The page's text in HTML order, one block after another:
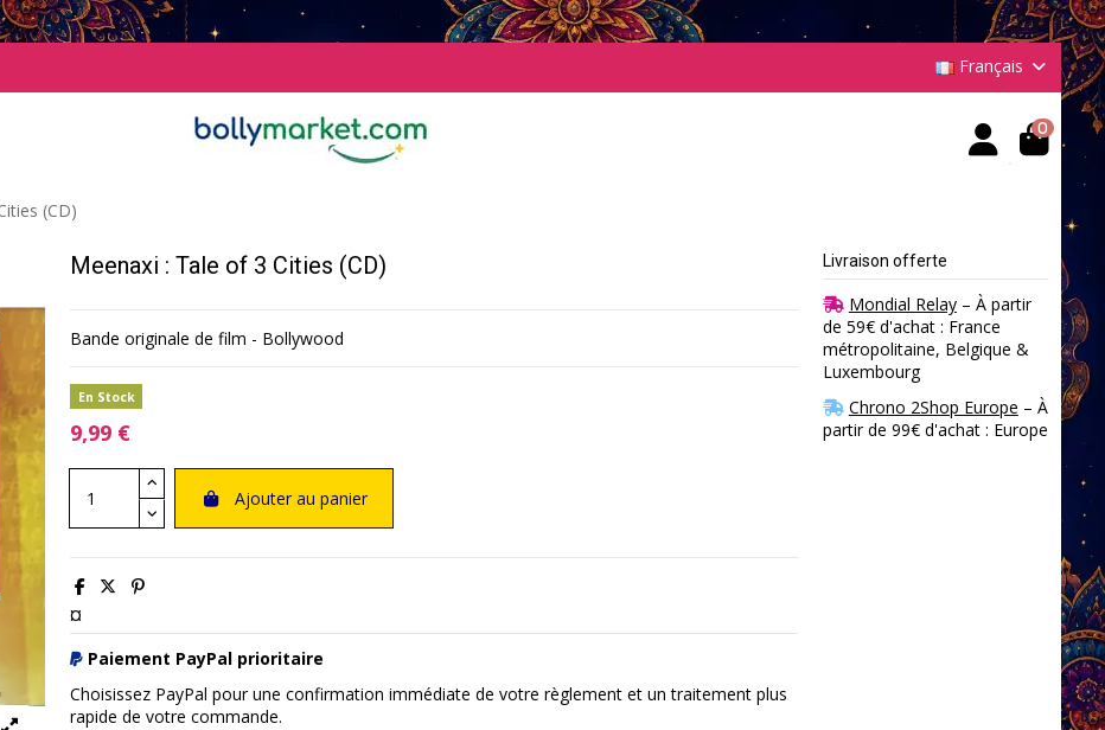
Français
0
(CD)
Meenaxi : Tale of 3 Cities (CD)
Bande originale de film - Bollywood
En Stock
9,99 €
Ajouter au panier
¤
Paiement PayPal prioritaire
Choisissez PayPal pour une confirmation immédiate de votre règlement et un traitement plus
rapide de votre commande.
Livraison offerte
Mondial Relay– À partir
de 59€ d'achat : France
métropolitaine, Belgique &
Luxembourg
Chrono 2Shop Europe – À
partir de 99€ d'achat : Europe